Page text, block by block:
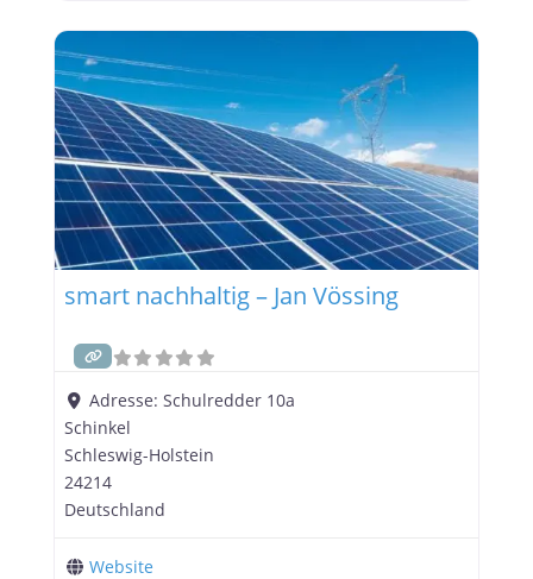
Verständnis für die Bedürfnisse ihrer Kunden und
einem klaren Fokus auf Qualität und Innovation
gestaltet das Unternehmen die Energiewende in
der Region aktiv mit. Ein Unternehmen mit
smart nachhaltig – Jan Vössing
Adresse:Schulredder 10a
Schinkel
Schleswig-Holstein
24214
Deutschland
Website